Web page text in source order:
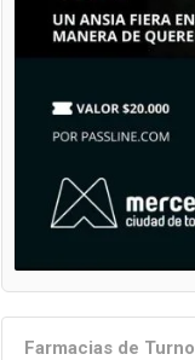
Farmacias de Turno